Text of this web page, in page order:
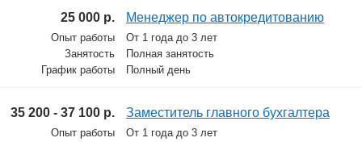
25 000 р. Менеджер по автокредитованию
Опыт работы
От 1 года до 3 лет
Занятость
Полная занятость
График работы
Полный день
35 200 - 37 100 р. Заместитель главного бухгалтера
Опыт работы
От 1 года до 3 лет